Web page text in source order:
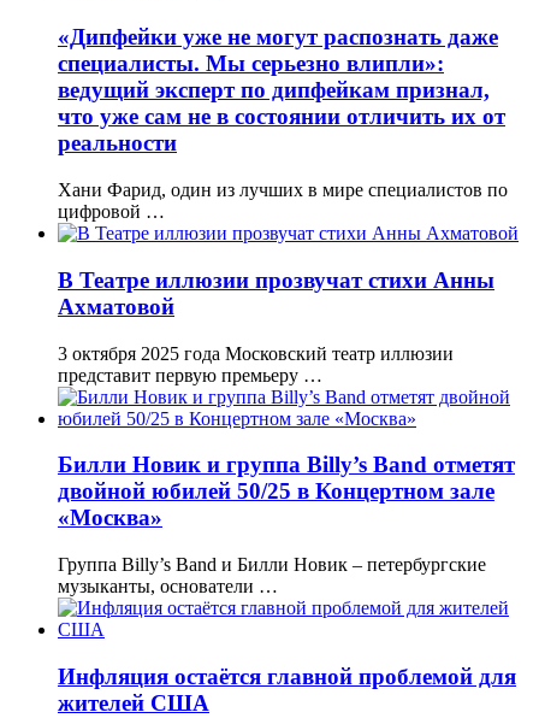
«Дипфейки уже не могут распознать даже
специалисты. Мы серьезно влипли»:
ведущий эксперт по дипфейкам признал,
что уже сам не в состоянии отличить их от
реальности
Хани Фарид, один из лучших в мире специалистов по
цифровой …
В Театре иллюзии прозвучат стихи Анны
Ахматовой
3 октября 2025 года Московский театр иллюзии
представит первую премьеру …
Билли Новик и группа Billy’s Band отметят
двойной юбилей 50/25 в Концертном зале
«Москва»
Группа Billy’s Band и Билли Новик – петербургские
музыканты, основатели …
Инфляция остаётся главной проблемой для
жителей США